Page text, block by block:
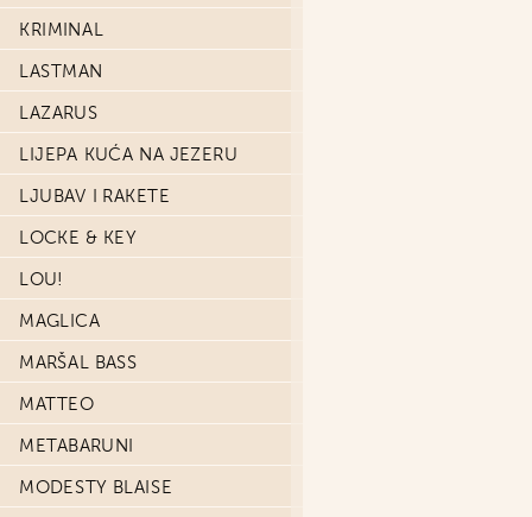
KRIMINAL
LASTMAN
LAZARUS
LIJEPA KUĆA NA JEZERU
LJUBAV I RAKETE
LOCKE & KEY
LOU!
MAGLICA
MARŠAL BASS
MATTEO
METABARUNI
MODESTY BLAISE